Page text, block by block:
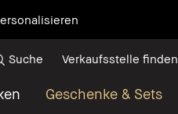
Geschenke & Sets
Suche Verkaufsstelle finden